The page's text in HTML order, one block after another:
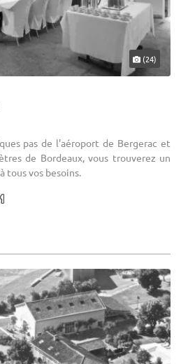
(24)
pas de l'aéroport de Bergerac et
de Bordeaux, vous trouverez un
tous vos besoins.